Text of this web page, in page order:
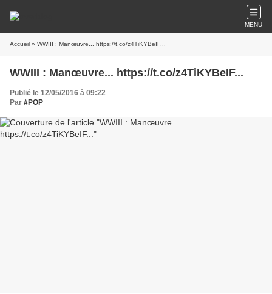
MENU
Accueil » WWIII : Manœuvre... https://t.co/z4TiKYBeIF...
WWIII : Manœuvre... https://t.co/z4TiKYBeIF...
Publié le 12/05/2016 à 09:22
Par #POP